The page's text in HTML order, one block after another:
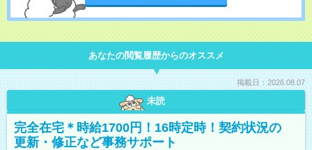
あなたの閲覧履歴からのオススメ
掲載日：2026.08.07
未読
完全在宅＊時給1700円！16時定時！契約状況の
更新・修正など事務サポート